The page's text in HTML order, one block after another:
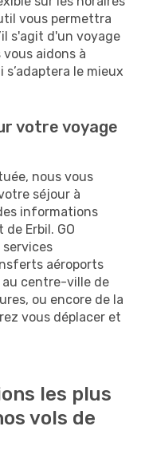
vous permettra
s'agit d'un voyage
aidons à
le mieux
votre voyage
nous vous
séjour à
informations
Erbil. GO
services
aéroports
au centre-ville de
ou encore de la
vous déplacer et
les plus
vols de